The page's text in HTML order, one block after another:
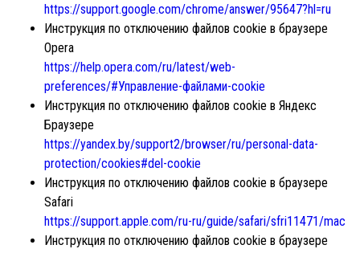
https://support.google.com/chrome/answer/95647?hl=ru
Инструкция по отключению файлов cookie в браузере
Opera
https://help.opera.com/ru/latest/web-
preferences/#Управление-файлами-cookie
Инструкция по отключению файлов cookie в Яндекс
Браузере
https://yandex.by/support2/browser/ru/personal-data-
protection/cookies#del-cookie
Инструкция по отключению файлов cookie в браузере
Safari
https://support.apple.com/ru-ru/guide/safari/sfri11471/mac
Инструкция по отключению файлов cookie в браузере